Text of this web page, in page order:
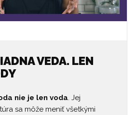
VEDA. LEN
nie je len voda. Jej
sa môže meniť všetkými